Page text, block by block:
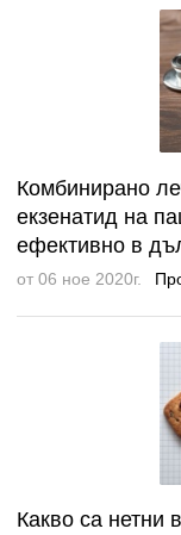
Комбинирано
екзенатид на
ефективно в
от 06 ное 2020г.
Какво са нетни